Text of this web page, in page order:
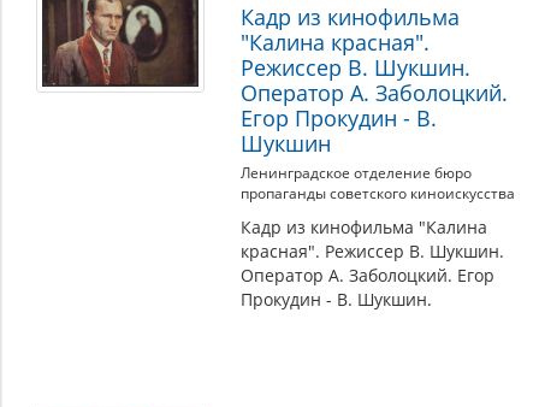
Кадр из кинофильма
"Калина красная".
Режиссер В. Шукшин.
Оператор А. Заболоцкий.
Егор Прокудин - В.
Шукшин
Ленинградское отделение бюро
пропаганды советского киноискусства
Кадр из кинофильма "Калина
красная". Режиссер В. Шукшин.
Оператор А. Заболоцкий. Егор
Прокудин - В. Шукшин.